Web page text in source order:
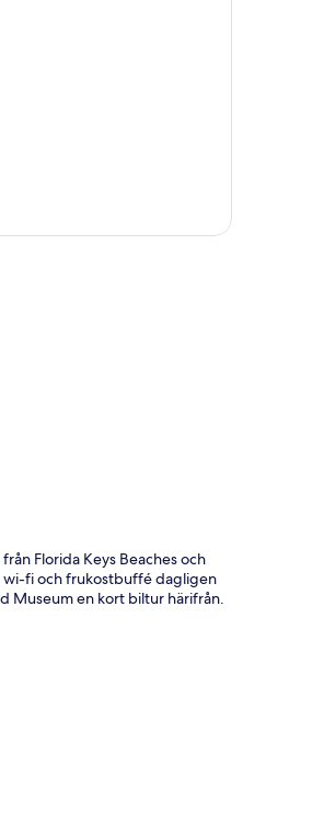
Florida Keys Beaches och
wi-fi och frukostbuffé dagligen
Museum en kort biltur härifrån.